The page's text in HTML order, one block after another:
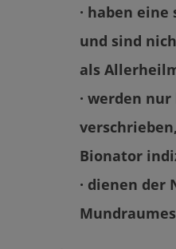
· haben
und sind
als
· werden
Bionator
· dienen der